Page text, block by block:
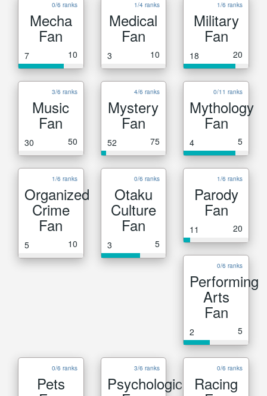
0/6 ranks
Mecha
Fan
7 10
1/4 ranks
Medical
Fan
3 10
1/6 ranks
Military
Fan
18 20
3/6 ranks
Music
Fan
30 50
4/6 ranks
Mystery
Fan
52 75
0/11 ranks
Mythology
Fan
4 5
1/6 ranks
Organized
Crime
Fan
5 10
0/6 ranks
Otaku
Culture
Fan
3 5
1/6 ranks
Parody
Fan
11 20
0/6 ranks
Performing
Arts
Fan
2 5
0/6 ranks
Pets
3/6 ranks
Psychological
0/6 ranks
Racing